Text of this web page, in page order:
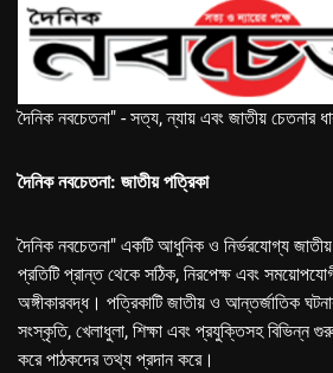
দৈনিক নবচেতনা" - সত্য, ন্যায় এবং জাতীয় চেতনার
দৈনিক নবচেতনা: জাতীয় পত্রিকা
দৈনিক নবচেতনা" একটি আধুনিক ও নির্ভরযোগ্য জাতীয়
প্রতিটি প্রান্ত থেকে সঠিক, নিরপেক্ষ এবং
অঙ্গীকারবদ্ধ। পত্রিকাটি জাতীয় ও আন্তর্জাতিক
সংস্কৃতি, খেলাধুলা, শিক্ষা এবং প্রযুক্তিসহ বিভিন্ন
করে পাঠকদের তথ্য প্রদান করে।